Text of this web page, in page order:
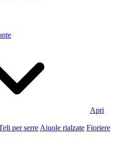
Apri
per serre Aiuole rialzate Fioriere